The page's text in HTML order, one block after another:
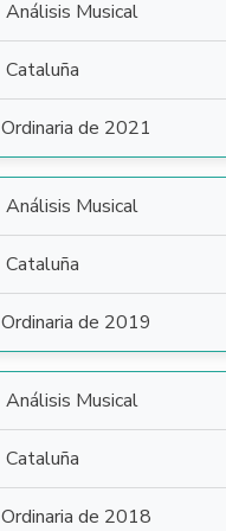
Análisis Musical
Cataluña
Ordinaria de 2021
Análisis Musical
Cataluña
Ordinaria de 2019
Análisis Musical
Cataluña
Ordinaria de 2018